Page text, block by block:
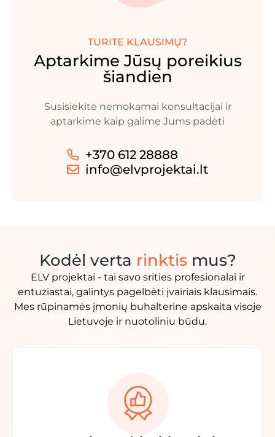
TURITE KLAUSIMŲ?
Aptarkime Jūsų poreikius
šiandien
Susisiekite nemokamai konsultacijai ir
aptarkime kaip galime Jums padėti
+370 612 28888
info@elvprojektai.lt
Kodėl verta rinktismus?
ELV projektai - tai savo srities profesionalai ir
entuziastai, galintys pagelbėti įvairiais klausimais.
Mes rūpinamės įmonių buhalterine apskaita visoje
Lietuvoje ir nuotoliniu būdu.